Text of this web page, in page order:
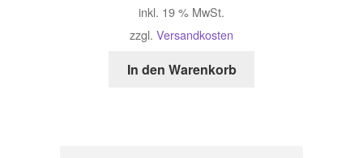
inkl. 19 % MwSt.
zzgl. Versandkosten
In den Warenkorb